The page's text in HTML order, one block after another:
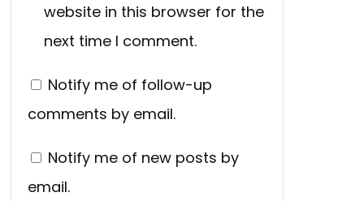
website in this browser for the
next time I comment.
Notify me of follow-up
comments by email.
Notify me of new posts by
email.